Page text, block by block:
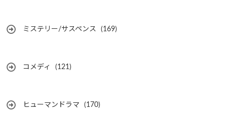
ミステリー/サスペンス (169)
コメディ (121)
ヒューマンドラマ (170)